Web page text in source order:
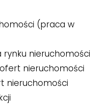
(praca w
nieruchomości
nieruchomości
nieruchomości